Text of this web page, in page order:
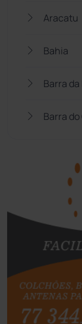
Aracatu
Bahia
Barra
Barra
Bom
Boquira
Brasil